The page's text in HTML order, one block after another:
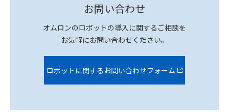
お問い合わせ
オムロンのロボットの導入に関するご相談を
お気軽にお問い合わせください。
ロボットに関するお問い合わせフォーム